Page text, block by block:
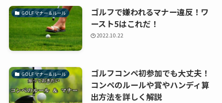
GOLF マナー＆ルール
ゴルフで嫌われるマナー違反！ワ
ースト5はこれだ！
2022.10.22
GOLF マナー＆ルール
ゴルフコンペ初参加でも大丈夫！
コンペのルールや賞やハンディ算
出方法を詳しく解説